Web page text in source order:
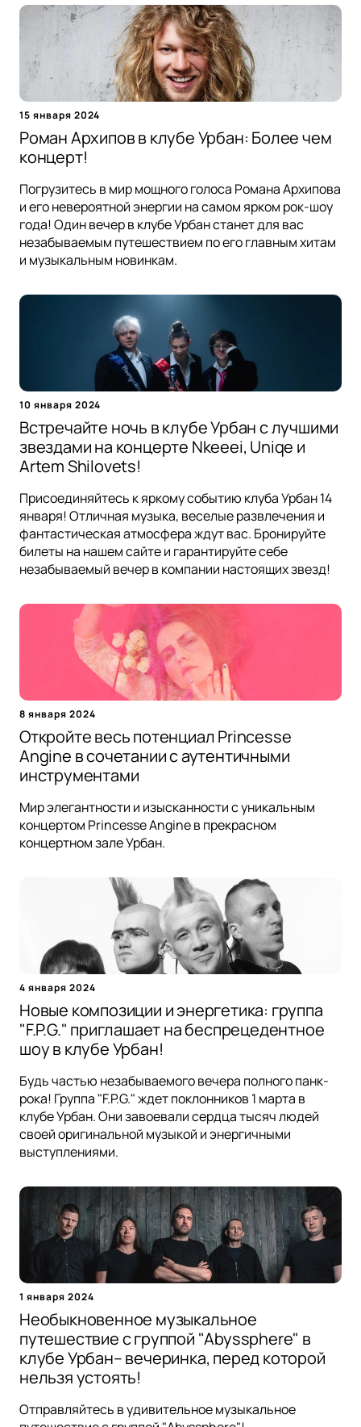
15 января 2024
Роман Архипов в клубе Урбан: Более чем
концерт!
Погрузитесь в мир мощного голоса Романа Архипова
и его невероятной энергии на самом ярком рок-шоу
года! Один вечер в клубе Урбан станет для вас
незабываемым путешествием по его главным хитам
и музыкальным новинкам.
10 января 2024
Встречайте ночь в клубе Урбан с лучшими
звездами на концерте Nkeeei, Uniqe и
Artem Shilovets!
Присоединяйтесь к яркому событию клуба Урбан 14
января! Отличная музыка, веселые развлечения и
фантастическая атмосфера ждут вас. Бронируйте
билеты на нашем сайте и гарантируйте себе
незабываемый вечер в компании настоящих звезд!
8 января 2024
Откройте весь потенциал Princesse
Angine в сочетании с аутентичными
инструментами
Мир элегантности и изысканности с уникальным
концертом Princesse Angine в прекрасном
концертном зале Урбан.
4 января 2024
Новые композиции и энергетика: группа
"F.P.G." приглашает на беспрецедентное
шоу в клубе Урбан!
Будь частью незабываемого вечера полного панк-
рока! Группа "F.P.G." ждет поклонников 1 марта в
клубе Урбан. Они завоевали сердца тысяч людей
своей оригинальной музыкой и энергичными
выступлениями.
1 января 2024
Необыкновенное музыкальное
путешествие с группой "Abyssphere" в
клубе Урбан– вечеринка, перед которой
нельзя устоять!
Отправляйтесь в удивительное музыкальное